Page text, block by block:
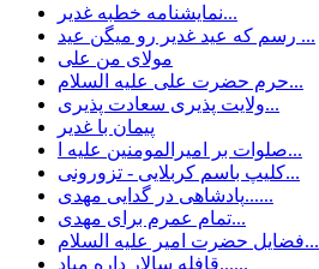
نمایشنامه خطبه غدیر...
رسم كه عيد غدير رو ميگن عيد ...
مولای من علی
حرم حضرت علی علیه السلام...
ولایت پذیری سعادت پذیری...
پیمان با غدیر
صلوات بر امیرالمومنین علیه ا...
کلیپ باسم کربلایی - تزورونی...
پادشاهی در گدایی مهدی......
تمام عمرم برای مهدی...
فضایل حضرت امیر علیه السلام...
قافله سالار داره میاد......